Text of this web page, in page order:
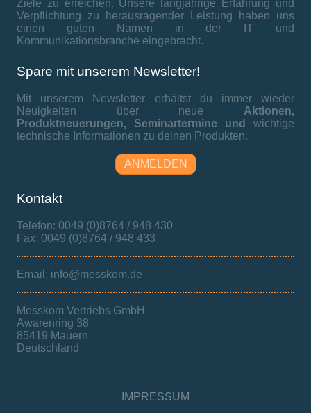
Ziele zu erreichen. Unsere langjährige Erfahrung und
Verpflichtung zu herausragender Leistung haben uns
einen guten Namen in der IT und
Kommunikationsbranche eingebracht.
Spare mit unserem Newsletter!
Mit unserem Newsletter erhältst du immer wieder
Neuigkeiten über neue Aktionen,
Produktneuerungen, Seminartermine und wichtige
technische Informationen zu deinen Produkten.
ANMELDEN
Kontakt
Telefon: 0049 (0)8764 / 948 430
Fax: 0049 (0)8764 / 948 433
Email: info@messkom.de
Messkom Vertriebs GmbH
Awarenring 38
85419 Mauern
Deutschland
IMPRESSUM